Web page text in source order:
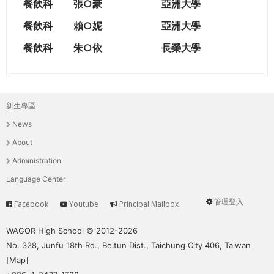
餐飲科 張○豪
亞洲大學
餐飲科
賴○妮
亞洲大學
餐飲科
朱○依 長榮大學
主
選
單
新生專區
News
About
Administration
Language Center
User
管理登入
Service
Facebook Youtube Principal Mailbox
WAGOR High School © 2012-2026
No. 328, Junfu 18th Rd., Beitun Dist., Taichung City 406, Taiwan
[Map]